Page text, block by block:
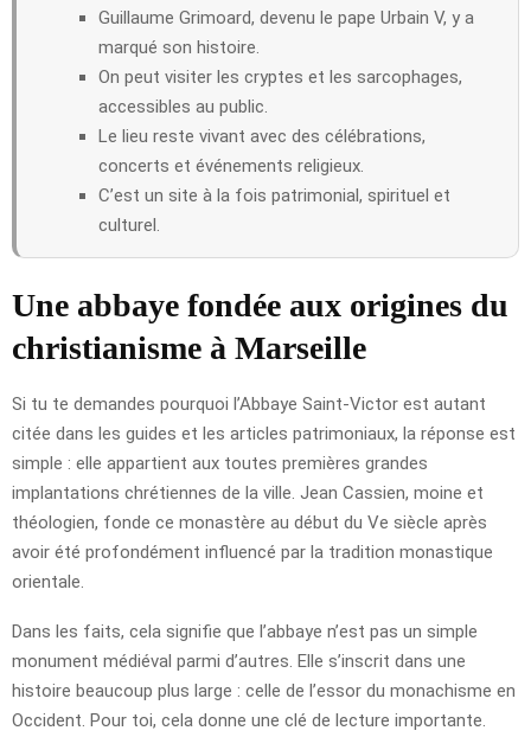
Guillaume Grimoard, devenu le pape Urbain V, y a
marqué son histoire.
On peut visiter les cryptes et les sarcophages,
accessibles au public.
Le lieu reste vivant avec des célébrations,
concerts et événements religieux.
C’est un site à la fois patrimonial, spirituel et
culturel.
Une abbaye fondée aux origines du
christianisme à Marseille
Si tu te demandes pourquoi l’Abbaye Saint-Victor est autant
citée dans les guides et les articles patrimoniaux, la réponse est
simple : elle appartient aux toutes premières grandes
implantations chrétiennes de la ville. Jean Cassien, moine et
théologien, fonde ce monastère au début du Ve siècle après
avoir été profondément influencé par la tradition monastique
orientale.
Dans les faits, cela signifie que l’abbaye n’est pas un simple
monument médiéval parmi d’autres. Elle s’inscrit dans une
histoire beaucoup plus large : celle de l’essor du monachisme en
Occident. Pour toi, cela donne une clé de lecture importante.